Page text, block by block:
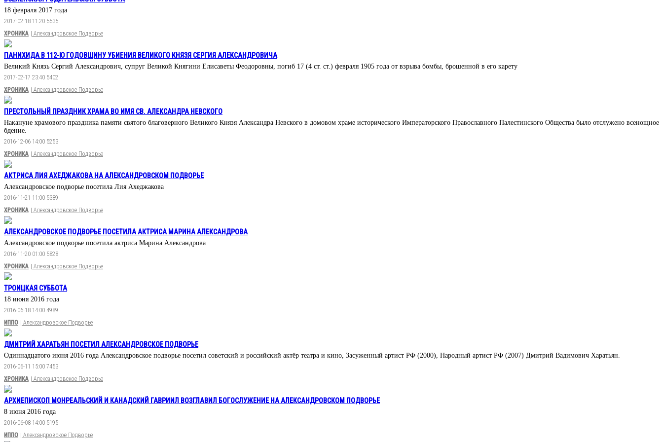
18 февраля 2017 года
2017-02-18 11:20 5535
ХРОНИКА
| Александровское Подворье
ПАНИХИДА В 112-Ю ГОДОВЩИНУ УБИЕНИЯ ВЕЛИКОГО КНЯЗЯ CЕРГИЯ АЛЕКСАНДРОВИЧА
Великий Князь Сергий Александрович, супруг Великой Княгини Елисаветы Феодоровны, погиб 17 (4 ст. ст.) февраля 1905 года от взрыва бомбы, брошенной в его карету
2017-02-17 23:40 5402
ХРОНИКА
| Александровское Подворье
ПРЕСТОЛЬНЫЙ ПРАЗДНИК ХРАМА ВО ИМЯ СВ. АЛЕКСАНДРА НЕВСКОГО
Накануне храмового праздника памяти святого благоверного Великого Князя Александра Невского в домовом храме исторического Императорского Православного Палестинского Общества было отслужено всенощное
бдение.
2016-12-06 14:00 5253
ХРОНИКА
| Александровское Подворье
АКТРИСА ЛИЯ АХЕДЖАКОВА НА АЛЕКСАНДРОВСКОМ ПОДВОРЬЕ
Александровское подворье посетила Лия Ахеджакова
2016-11-21 11:00 5389
ХРОНИКА
| Александровское Подворье
АЛЕКСАНДРОВСКОЕ ПОДВОРЬЕ ПОСЕТИЛА АКТРИСА МАРИНА АЛЕКСАНДРОВА
Александровское подворье посетила актриса Марина Александрова
2016-11-20 01:00 5828
ХРОНИКА
| Александровское Подворье
ТРОИЦКАЯ СУББОТА
18 июня 2016 года
2016-06-18 14:00 4989
ИППО
| Александровское Подворье
ДМИТРИЙ ХАРАТЬЯН ПОСЕТИЛ АЛЕКСАНДРОВСКОЕ ПОДВОРЬЕ
Одиннадцатого июня 2016 года Александровское подворье посетил советский и российский актёр театра и кино, Засуженный артист РФ (2000), Народный артист РФ (2007) Дмитрий Вадимович Харатьян.
2016-06-11 15:00 7453
ХРОНИКА
| Александровское Подворье
АРХИЕПИСКОП МОНРЕАЛЬСКИЙ И КАНАДСКИЙ ГАВРИИЛ ВОЗГЛАВИЛ БОГОСЛУЖЕНИЕ НА АЛЕКСАНДРОВСКОМ ПОДВОРЬЕ
8 июня 2016 года
2016-06-08 14:00 5195
ИППО
| Александровское Подворье